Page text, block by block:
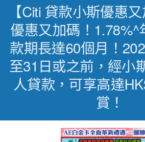
【Citi 貸款小斯優惠
優惠又加碼！1.78%^
款期長達60個月！
至31日或之前，經小
人貸款，可享高達
賞！